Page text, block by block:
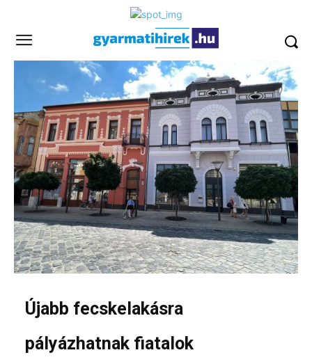
Újabb fecskelakásra
pályázhatnak fiatalok